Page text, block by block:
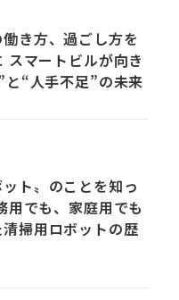
き方、過ごし方を
スマートビルが向き
“人手不足”の未来
ット〟のことを知っ
用でも、家庭用でも
掃用ロボットの歴